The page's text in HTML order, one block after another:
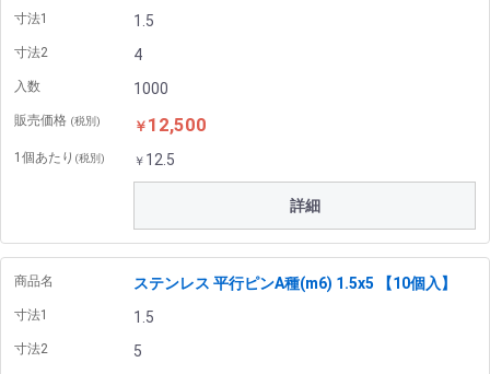
寸法1 1.5
寸法2 4
入数 1000
販売価格 (税別) ￥ 12,500
1個あたり (税別) ￥ 12.5
詳細
商品名 ステンレス 平行ピンA種(m6) 1.5x5 【10個入】
寸法1 1.5
寸法2 5